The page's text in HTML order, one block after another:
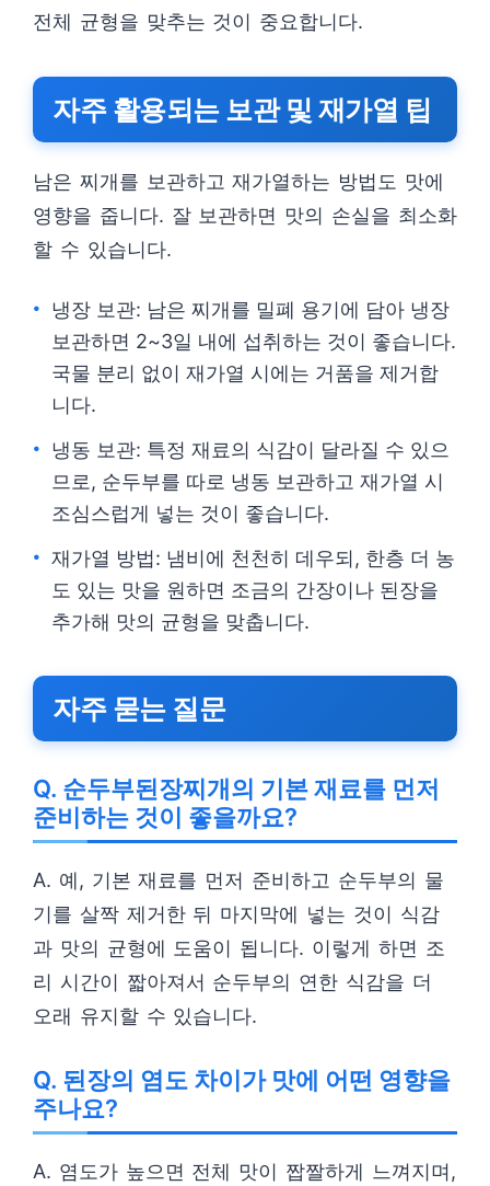
전체 균형을 맞추는 것이 중요합니다.
자주 활용되는 보관 및 재가열 팁
남은 찌개를 보관하고 재가열하는 방법도 맛에
영향을 줍니다. 잘 보관하면 맛의 손실을 최소화
할 수 있습니다.
냉장 보관: 남은 찌개를 밀폐 용기에 담아 냉장
보관하면 2~3일 내에 섭취하는 것이 좋습니다.
국물 분리 없이 재가열 시에는 거품을 제거합
니다.
냉동 보관: 특정 재료의 식감이 달라질 수 있으
므로, 순두부를 따로 냉동 보관하고 재가열 시
조심스럽게 넣는 것이 좋습니다.
재가열 방법: 냄비에 천천히 데우되, 한층 더 농
도 있는 맛을 원하면 조금의 간장이나 된장을
추가해 맛의 균형을 맞춥니다.
자주 묻는 질문
Q. 순두부된장찌개의 기본 재료를 먼저
준비하는 것이 좋을까요?
A. 예, 기본 재료를 먼저 준비하고 순두부의 물
기를 살짝 제거한 뒤 마지막에 넣는 것이 식감
과 맛의 균형에 도움이 됩니다. 이렇게 하면 조
리 시간이 짧아져서 순두부의 연한 식감을 더
오래 유지할 수 있습니다.
Q. 된장의 염도 차이가 맛에 어떤 영향을
주나요?
A. 염도가 높으면 전체 맛이 짭짤하게 느껴지며,